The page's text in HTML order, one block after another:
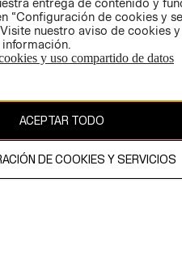
GIFT CARD
AVISO DE
“Configuración de cookies y
nuestro aviso de cookies
y uso compartido de datos
ACEPTAR TODO
DE COOKIES Y SERVICIOS